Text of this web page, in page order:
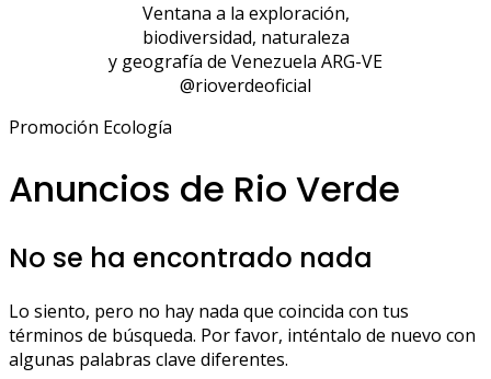
Ventana a la exploración,
biodiversidad, naturaleza
y geografía de Venezuela ARG-VE
@rioverdeoficial
Promoción Ecología
Anuncios de Rio Verde
No se ha encontrado nada
Lo siento, pero no hay nada que coincida con tus
términos de búsqueda. Por favor, inténtalo de nuevo con
algunas palabras clave diferentes.